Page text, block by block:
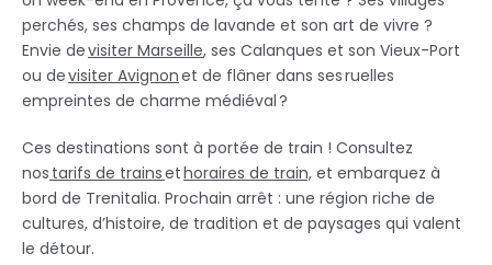
perchés, ses champs de lavande et son art de vivre ?
Envie devisiter Marseille, ses Calanques et son Vieux-Port
ou devisiter Avignonet de flâner dans ses ruelles
empreintes de charme médiéval ?
Ces destinations sont à portée de train ! Consultez
nos tarifs de trainsethoraires de train, et embarquez à
bord de Trenitalia. Prochain arrêt : une région riche de
cultures, d’histoire, de tradition et de paysages qui valent
le détour.